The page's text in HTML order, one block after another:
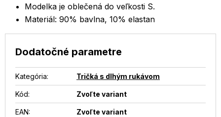
Modelka je oblečená do veľkosti S.
Materiál: 90% bavlna, 10% elastan
Dodatočné parametre
Kategória: Tričká s dlhým rukávom
Kód: Zvoľte variant
EAN: Zvoľte variant